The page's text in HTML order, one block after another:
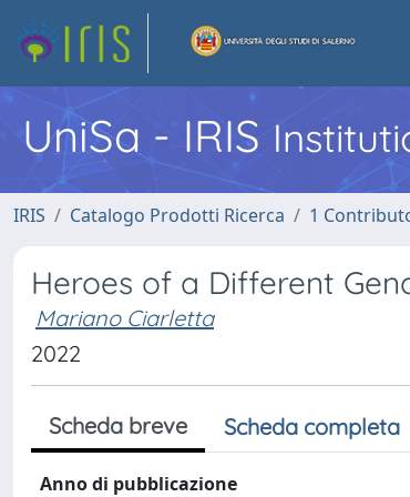
UniSa - IRIS
IRIS Catalogo Prodotti Ricerca 1
Heroes of a Different
Mariano Ciarletta
2022
Scheda breve Scheda completa
Anno di pubblicazione